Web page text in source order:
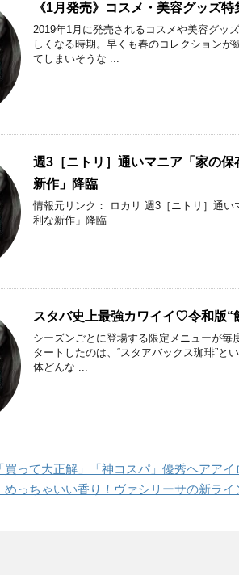
《1月発売》コスメ・美容グッズ
2019年1月に発売されるコスメや美容グッ
しくなる時期。早くも春のコレクション
てしまいそうな ...
週3［ニトリ］通いマニア「家の
新作」降臨
情報元リンク： ロカリ 週3［ニトリ］通
利な新作」降臨
スタバ史上最強カワイイ♡令和版“
シーズンごとに登場する限定メニューが毎
タートしたのは、“スタアバックス珈琲”と
体どんな ...
買って大正解」「神コスパ」優秀ヘアア
めっちゃいい香り！ヴァシリーサの新ライ